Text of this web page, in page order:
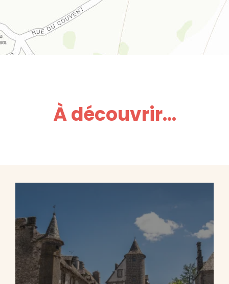
À découvrir...